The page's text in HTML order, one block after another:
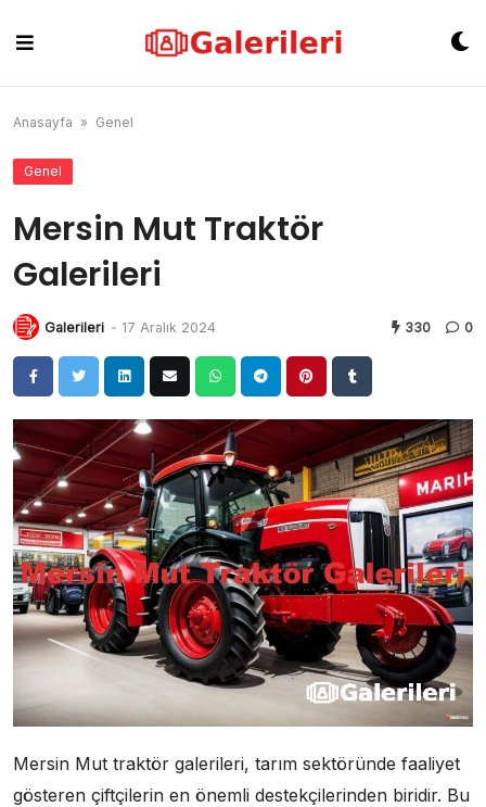
content
Anasayfa » Genel
Genel
Mersin Mut Traktör
Galerileri
Galerileri - 17 Aralık 2024 330 0
Mersin Mut traktör galerileri, tarım sektöründe faaliyet
gösteren çiftçilerin en önemli destekçilerinden biridir. Bu